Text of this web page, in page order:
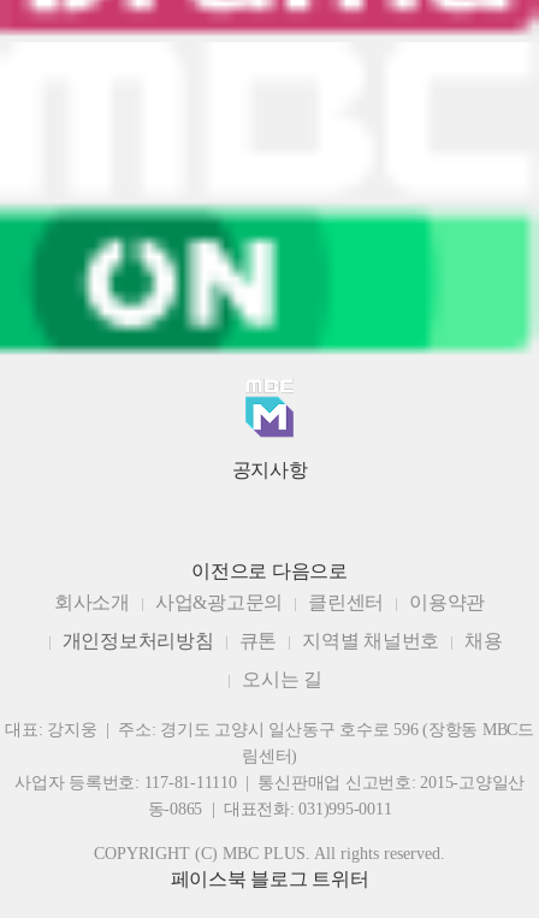
공지사항
이전으로 다음으로
회사소개
사업&광고문의 클린센터
이용약관
개인정보처리방침
큐톤 지역별 채널번호
채용
오시는 길
대표: 강지웅 | 주소: 경기도 고양시 일산동구 호수로 596 (장항동 MBC드
림센터)
사업자 등록번호: 117-81-11110 | 통신판매업 신고번호: 2015-고양일산
동-0865 | 대표전화: 031)995-0011
COPYRIGHT (C) MBC PLUS. All rights reserved.
페이스북 블로그 트위터